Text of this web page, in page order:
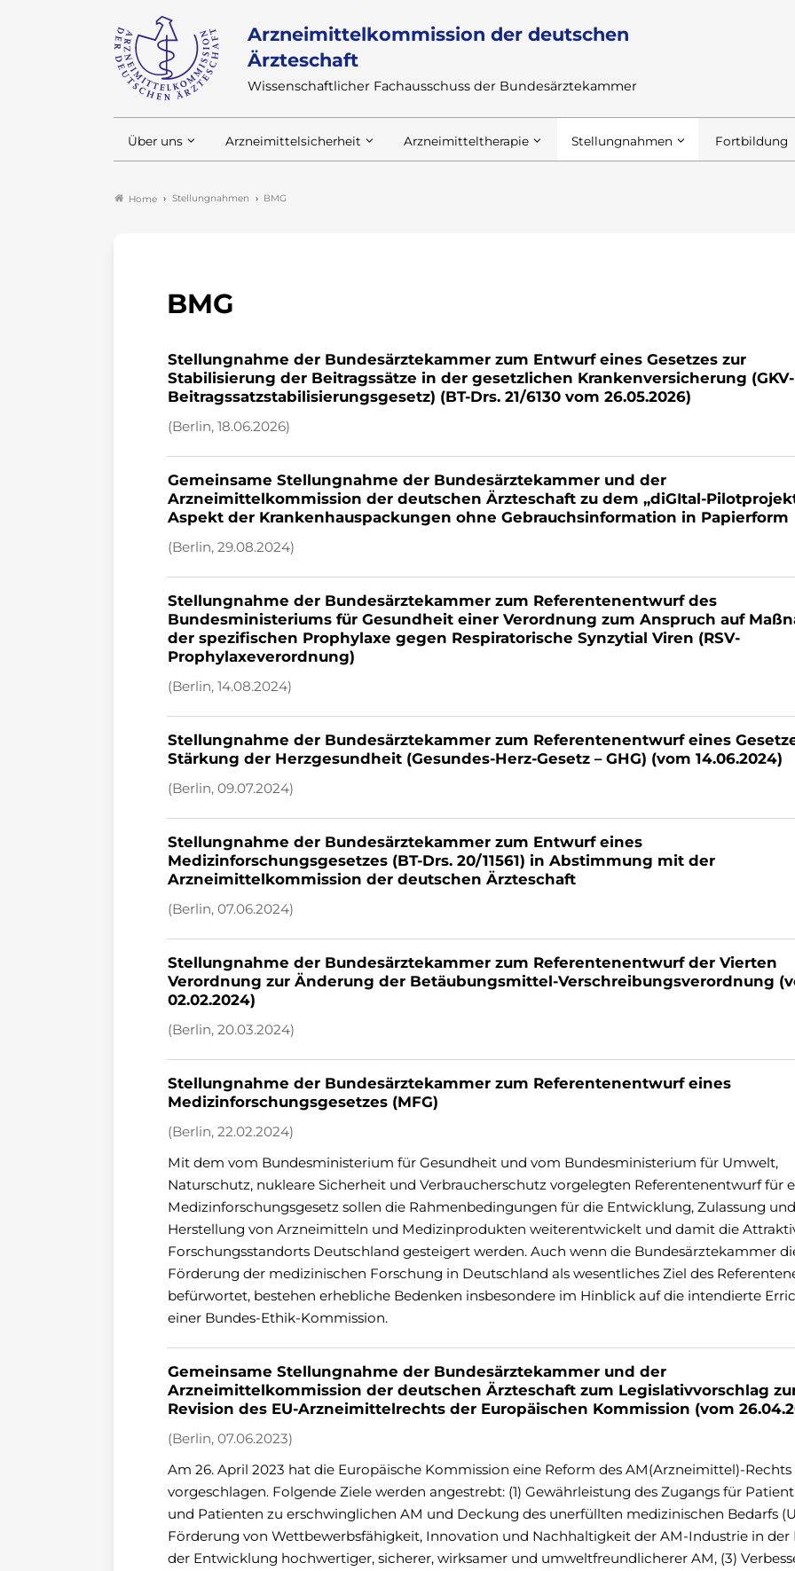
Arzneimittelkommission der deutschen
Ärzteschaft
Wissenschaftlicher Fachausschuss der Bundesärztekammer
Über uns Arzneimittelsicherheit Arzneimitteltherapie Stellungnahmen Fortbildung
Home Stellungnahmen BMG
BMG
Stellungnahme der Bundesärztekammer zum Entwurf eines Gesetzes zur
Stabilisierung der Beitragssätze in der gesetzlichen Krankenversicherung (GKV-
Beitragssatzstabilisierungsgesetz) (BT-Drs. 21/6130 vom 26.05.2026)
(Berlin, 18.06.2026)
Gemeinsame Stellungnahme der Bundesärztekammer und der
Arzneimittelkommission der deutschen Ärzteschaft zu dem „diGItal-
Aspekt der Krankenhauspackungen ohne Gebrauchsinformation in Papierform
(Berlin, 29.08.2024)
Stellungnahme der Bundesärztekammer zum Referentenentwurf des
Bundesministeriums für Gesundheit einer Verordnung zum Anspruch auf
der spezifischen Prophylaxe gegen Respiratorische Synzytial Viren (RSV-
Prophylaxeverordnung)
(Berlin, 14.08.2024)
Stellungnahme der Bundesärztekammer zum Referentenentwurf eines
Stärkung der Herzgesundheit (Gesundes-Herz-Gesetz – GHG) (vom 14.06.2024)
(Berlin, 09.07.2024)
Stellungnahme der Bundesärztekammer zum Entwurf eines
Medizinforschungsgesetzes (BT-Drs. 20/11561) in Abstimmung mit der
Arzneimittelkommission der deutschen Ärzteschaft
(Berlin, 07.06.2024)
Stellungnahme der Bundesärztekammer zum Referentenentwurf der Vierten
Verordnung zur Änderung der Betäubungsmittel-Verschreibungsverordnung
02.02.2024)
(Berlin, 20.03.2024)
Stellungnahme der Bundesärztekammer zum Referentenentwurf eines
Medizinforschungsgesetzes (MFG)
(Berlin, 22.02.2024)
Mit dem vom Bundesministerium für Gesundheit und vom Bundesministerium für Umwelt,
Naturschutz, nukleare Sicherheit und Verbraucherschutz vorgelegten Referentenentwurf für
Medizinforschungsgesetz sollen die Rahmenbedingungen für die Entwicklung, Zulassung und
Herstellung von Arzneimitteln und Medizinprodukten weiterentwickelt und damit die
Forschungsstandorts Deutschland gesteigert werden. Auch wenn die Bundesärztekammer
Förderung der medizinischen Forschung in Deutschland als wesentliches Ziel des
befürwortet, bestehen erhebliche Bedenken insbesondere im Hinblick auf die intendierte
einer Bundes-Ethik-Kommission.
Gemeinsame Stellungnahme der Bundesärztekammer und der
Arzneimittelkommission der deutschen Ärzteschaft zum Legislativvorschlag
Revision des EU-Arzneimittelrechts der Europäischen Kommission (vom
(Berlin, 07.06.2023)
Am 26. April 2023 hat die Europäische Kommission eine Reform des AM(Arzneimittel)-Rechts
vorgeschlagen. Folgende Ziele werden angestrebt: (1) Gewährleistung des Zugangs für
und Patienten zu erschwinglichen AM und Deckung des unerfüllten medizinischen Bedarfs
Förderung von Wettbewerbsfähigkeit, Innovation und Nachhaltigkeit der AM-Industrie in der
der Entwicklung hochwertiger, sicherer, wirksamer und umweltfreundlicherer AM, (3)